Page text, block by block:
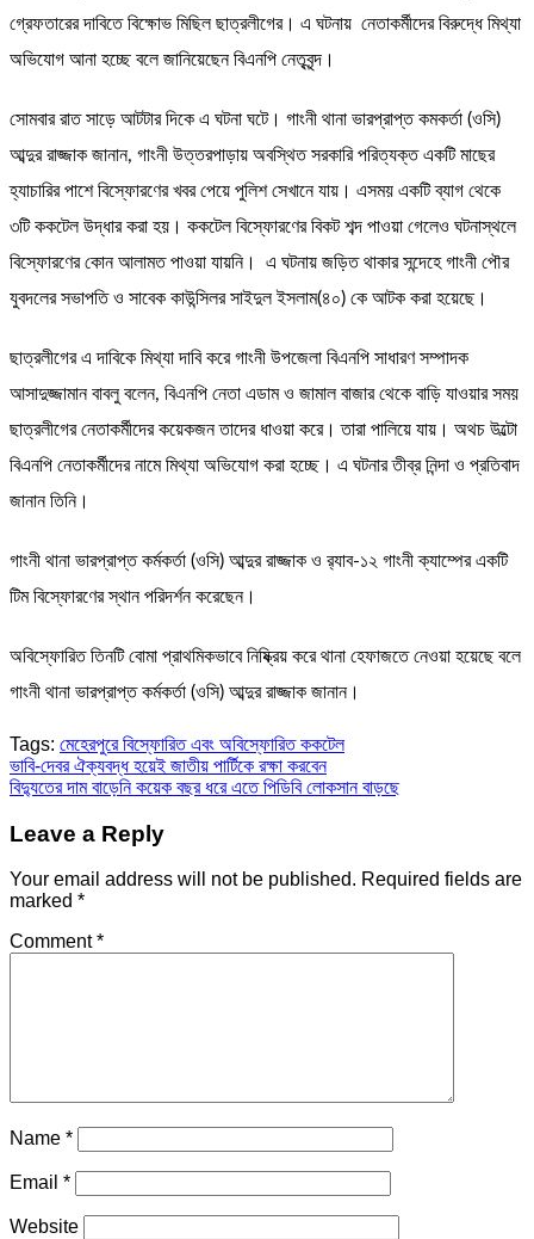
গ্রেফতারের দাবিতে বিক্ষোভ মিছিল ছাত্রলীগের। এ ঘটনায় নেতাকর্মীদের বিরুদ্ধে মিথ্যা
অভিযোগ আনা হচ্ছে বলে জানিয়েছেন বিএনপি নেতৃবৃন্দ।
সোমবার রাত সাড়ে আটটার দিকে এ ঘটনা ঘটে। গাংনী থানা ভারপ্রাপ্ত কমকর্তা (ওসি)
আব্দুর রাজ্জাক জানান, গাংনী উত্তরপাড়ায় অবস্থিত সরকারি পরিত্যক্ত একটি মাছের
হ্যাচারির পাশে বিস্ফোরণের খবর পেয়ে পুলিশ সেখানে যায়। এসময় একটি ব্যাগ থেকে
৩টি ককটেল উদ্ধার করা হয়। ককটেল বিস্ফোরণের বিকট শব্দ পাওয়া গেলেও ঘটনাস্থলে
বিস্ফোরণের কোন আলামত পাওয়া যায়নি। এ ঘটনায় জড়িত থাকার সন্দেহে গাংনী পৌর
যুবদলের সভাপতি ও সাবেক কাউন্সিলর সাইদুল ইসলাম(৪০) কে আটক করা হয়েছে।
ছাত্রলীগের এ দাবিকে মিথ্যা দাবি করে গাংনী উপজেলা বিএনপি সাধারণ সম্পাদক
আসাদুজ্জামান বাবলু বলেন, বিএনপি নেতা এডাম ও জামাল বাজার থেকে বাড়ি যাওয়ার সময়
ছাত্রলীগের নেতাকর্মীদের কয়েকজন তাদের ধাওয়া করে। তারা পালিয়ে যায়। অথচ উল্টো
বিএনপি নেতাকর্মীদের নামে মিথ্যা অভিযোগ করা হচ্ছে। এ ঘটনার তীব্র নিন্দা ও প্রতিবাদ
জানান তিনি।
গাংনী থানা ভারপ্রাপ্ত কর্মকর্তা (ওসি) আব্দুর রাজ্জাক ও র‌্যাব-১২ গাংনী ক্যাম্পের একটি
টিম বিস্ফোরণের স্থান পরিদর্শন করেছেন।
অবিস্ফোরিত তিনটি বোমা প্রাথমিকভাবে নিষ্ক্রিয় করে থানা হেফাজতে নেওয়া হয়েছে বলে
গাংনী থানা ভারপ্রাপ্ত কর্মকর্তা (ওসি) আব্দুর রাজ্জাক জানান।
Tags: মেহেরপুরে বিস্ফোরিত এবং অবিস্ফোরিত ককটেল
Post
navigation
ভাবি-দেবর ঐক্যবদ্ধ হয়েই জাতীয় পার্টিকে রক্ষা করবেন
বিদ্যুতের দাম বাড়েনি কয়েক বছর ধরে এতে পিডিবি লোকসান বাড়ছে
Leave a Reply
Your email address will not be published. Required fields are
marked *
Comment*
Name *
Email *
Website